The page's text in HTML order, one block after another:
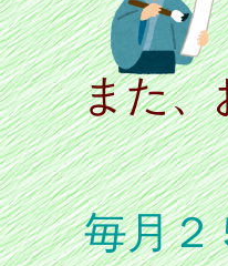
また、
毎月２